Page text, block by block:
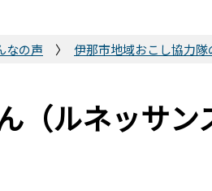
なの声 伊那市地域おこし協力隊
（ルネッサ